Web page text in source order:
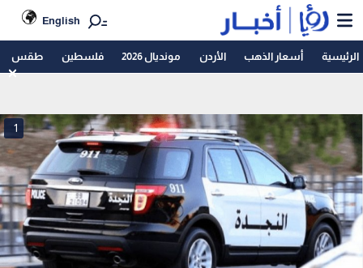
English
الرئيسية أسعار الذهب الأردن مونديال 2026 فلسطين طقس
1